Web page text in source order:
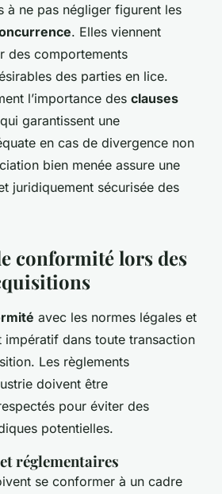
à ne pas négliger figurent les
. Elles viennent
des comportements
des parties en lice.
l’importance des clauses
garantissent une
en cas de divergence non
bien menée assure une
juridiquement sécurisée des
conformité lors des
avec les normes légales et
impératif dans toute transaction
Les règlements
doivent être
pour éviter des
potentielles.
réglementaires
se conformer à un cadre